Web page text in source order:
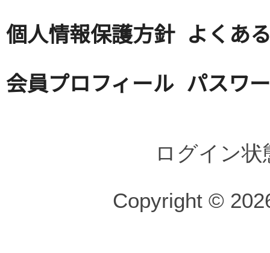
個人情報保護方針 よくあ
会員プロフィール パスワ
ログイン
Copyright ©